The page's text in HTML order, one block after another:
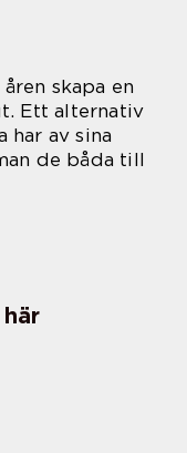
skapa en
Ett alternativ
av sina
de båda till